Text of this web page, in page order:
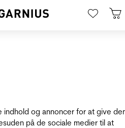
indhold og annoncer for at give
på de sociale medier til at